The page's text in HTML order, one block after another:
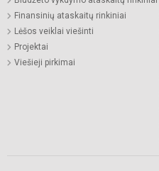
Finansinių ataskaitų rinkiniai
Lėšos veiklai viešinti
Projektai
Viešieji pirkimai